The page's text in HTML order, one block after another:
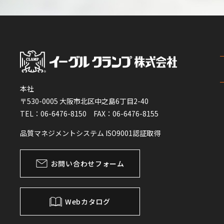
本社
〒530-0005 大阪市北区中之島6丁目2-40
TEL：06-6476-8150 FAX：06-6476-8155
品質マネジメントシステム ISO9001認証取得
お問い合わせフォーム
Webカタログ